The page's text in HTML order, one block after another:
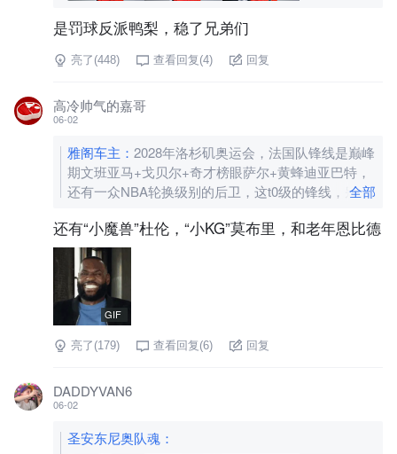
是罚球反派鸭梨，稳了兄弟们
亮了(448) 查看回复(4) 回复
高冷帅气的嘉哥
06-02
雅阁车主 ： 2028年洛杉矶奥运会，法国队锋线是巅峰
期文班亚马+戈贝尔+奇才榜眼萨尔+黄蜂迪亚巴特，
还有一众NBA轮换级别的后卫，这t0级的锋线，别说
啊，文玩+阿德巴约+老年浓眉哥吗[图片]
全部
还有“小魔兽”杜伦，“小KG”莫布里，和老年恩比德
GIF
亮了(179) 查看回复(6) 回复
DADDYVAN6
06-02
圣安东尼奥队魂 ：